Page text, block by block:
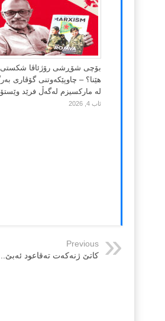
بۆچی شۆڕشی رۆژئاڤا شکستی
هێنا؟ – چاوپێکەوتنی گۆڤاری
لە مارکسیزم لەگەڵ فرێد
ئاب 4, 2026
Previous
کاتێ ژنەکەت تەقاعود ئەبێ..